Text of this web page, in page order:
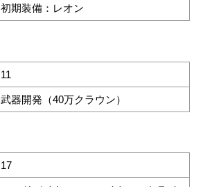
初期装備：レオン
11
武器開発（40万クラウン）
17